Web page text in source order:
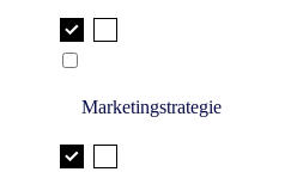
Marketingstrategie